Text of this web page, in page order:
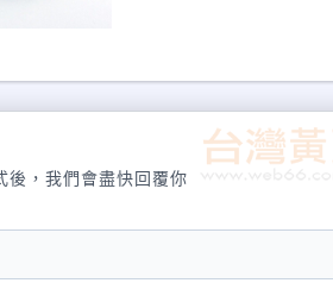
後，我們會盡快回覆你